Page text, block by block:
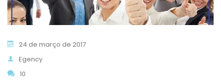
24 de março de 2017
Egency
10